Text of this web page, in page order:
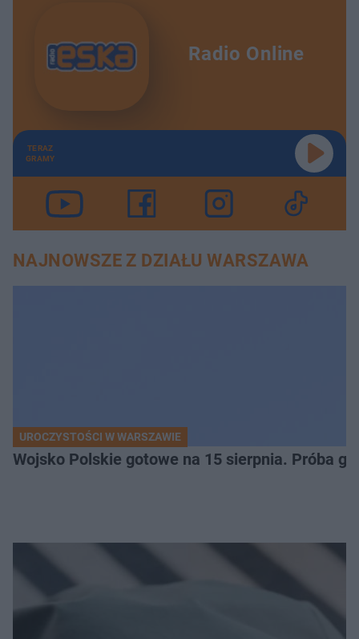
Radio Online
TERAZ
GRAMY
NAJNOWSZE Z DZIAŁU WARSZAWA
UROCZYSTOŚCI W WARSZAWIE
Wojsko Polskie gotowe na 15 sierpnia. Próba